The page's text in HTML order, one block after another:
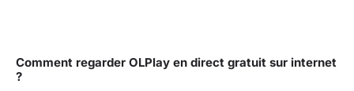
Comment regarder OLPlay en direct gratuit sur internet
?